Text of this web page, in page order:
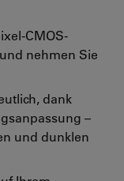
CMOS-
nehmen Sie
dank
–
und dunklen